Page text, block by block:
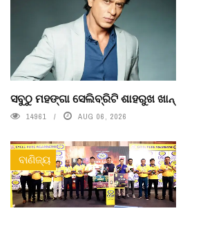
ସବୁଠୁ ମହଙ୍ଗା ସେଲିବ୍ରିଟି ଶାହରୁଖ ଖାନ୍
14961 AUG 06, 2026
ବାଣିଜ୍ୟ